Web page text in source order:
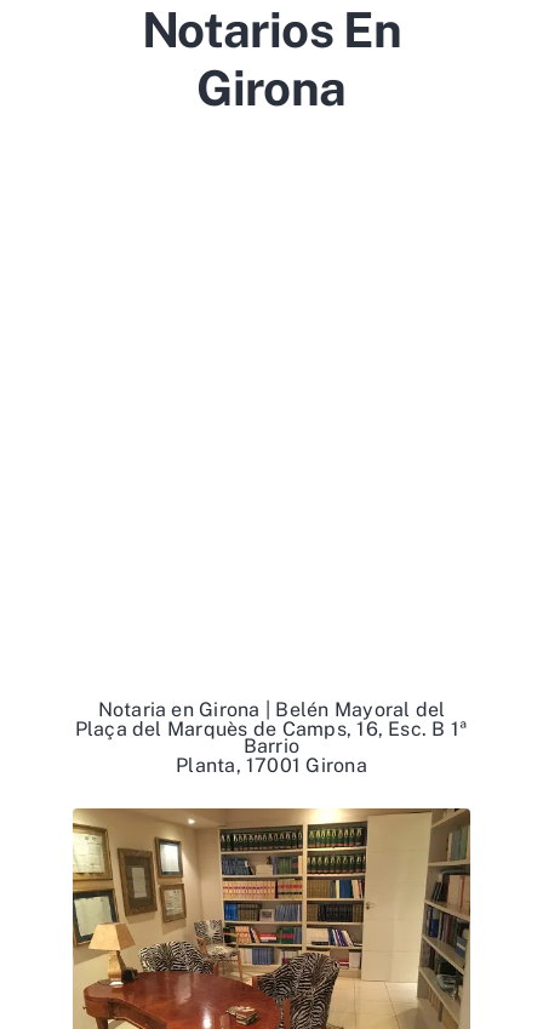
Notarios En
Girona
Notaria en Girona | Belén Mayoral del
Barrio
Plaça del Marquès de Camps, 16, Esc. B 1ª
Planta, 17001 Girona